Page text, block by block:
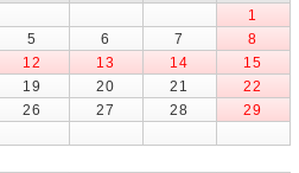
1
5 6 7
8
12 13 14
15
19 20 21
22
26 27 28
29